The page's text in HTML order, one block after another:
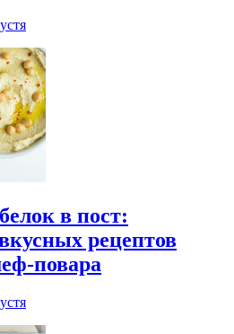
в пост:
рецептов
повара